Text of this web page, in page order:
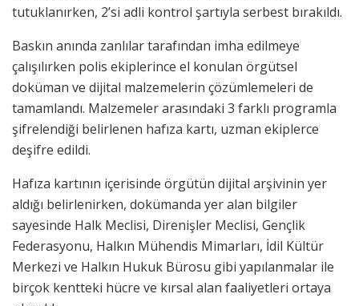
tutuklanırken, 2’si adli kontrol şartıyla serbest bırakıldı.
Baskın anında zanlılar tarafından imha edilmeye
çalışılırken polis ekiplerince el konulan örgütsel
doküman ve dijital malzemelerin çözümlemeleri de
tamamlandı. Malzemeler arasındaki 3 farklı programla
şifrelendiği belirlenen hafıza kartı, uzman ekiplerce
deşifre edildi.
Hafıza kartının içerisinde örgütün dijital arşivinin yer
aldığı belirlenirken, dokümanda yer alan bilgiler
sayesinde Halk Meclisi, Direnişler Meclisi, Gençlik
Federasyonu, Halkın Mühendis Mimarları, İdil Kültür
Merkezi ve Halkın Hukuk Bürosu gibi yapılanmalar ile
birçok kentteki hücre ve kırsal alan faaliyetleri ortaya